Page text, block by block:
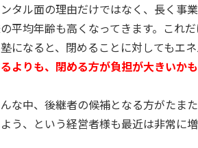
タル面の理由だけではなく、長く事
平均年齢も高くなってきます。これ
になると、閉めることに対してもエネ
よりも、閉める方が負担が大きいかも
な中、後継者の候補となる方がたま
う、という経営者様も最近は非常に増